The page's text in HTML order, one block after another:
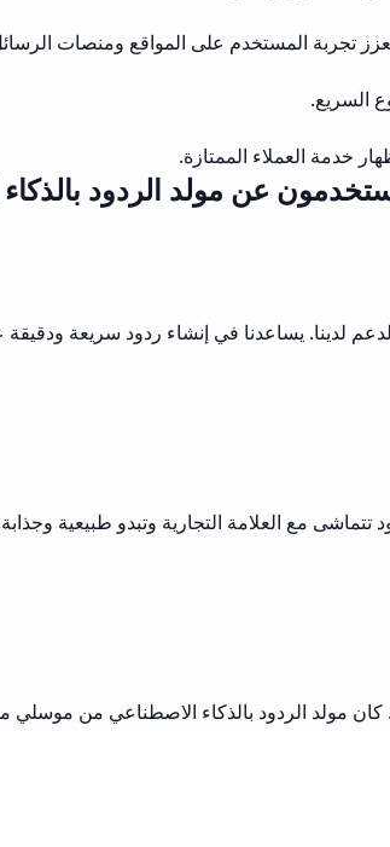
تجربة المستخدم على المواقع ومنصات
السريع.
خدمة العملاء الممتازة.
عن مولد الردود
لدينا. يساعدنا في إنشاء ردود سريعة
تتماشى مع العلامة التجارية وتبدو طبيعية
كان مولد الردود بالذكاء الاصطناعي من